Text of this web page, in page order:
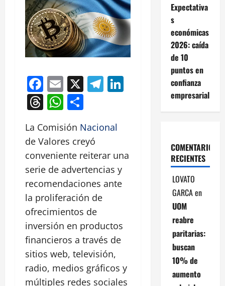
Facebook
Email
X Telegram
LinkedIn
Threads
WhatsApp
La Comisión Nacional
de Valores creyó
conveniente reiterar una
serie de advertencias y
recomendaciones ante
la proliferación de
ofrecimientos de
inversión en productos
financieros a través de
sitios web, televisión,
radio, medios gráficos y
múltiples redes sociales
Expectativa
s
económicas
2026: caída
de 10
puntos en
confianza
empresarial
COMENTARIOS
RECIENTES
LOVATO
GARCAen
UOM
reabre
paritarias:
buscan
10% de
aumento